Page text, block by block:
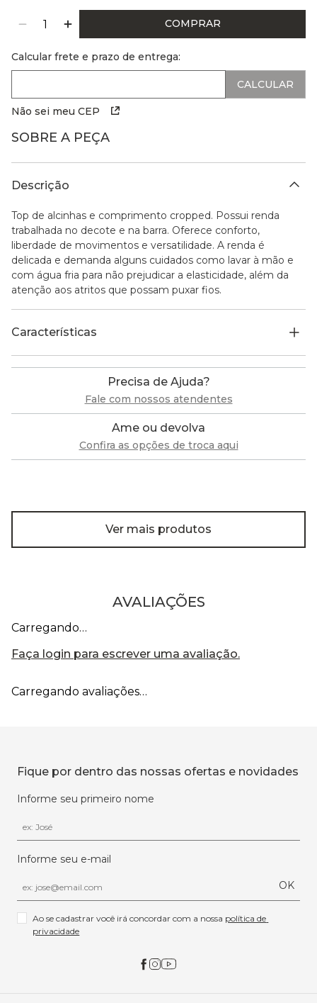
COMPRAR
Calcular frete e prazo de entrega:
Não sei meu CEP
SOBRE A PEÇA
Descrição
Top de alcinhas e comprimento cropped. Possui renda
trabalhada no decote e na barra. Oferece conforto,
liberdade de movimentos e versatilidade. A renda é
delicada e demanda alguns cuidados como lavar à mão e
com água fria para não prejudicar a elasticidade, além da
atenção aos atritos que possam puxar fios.
Características
Precisa de Ajuda?
Fale com nossos atendentes
Ame ou devolva
Confira as opções de troca aqui
Ver mais produtos
AVALIAÇÕES
Carregando…
Faça login para escrever uma avaliação.
Carregando avaliações…
Fique por dentro das nossas ofertas e novidades
Informe seu primeiro nome
Informe seu e-mail
OK
Ao se cadastrar você irá concordar com a nossa política de
privacidade